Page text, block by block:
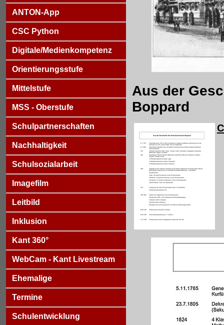
ANTON-App
CSC Python
Digitale/Medienkompetenz
Orientierungsstufe
Mittelstufe
MSS - Oberstufe
Schulpartnerschaften
Nachhaltigkeit
Schulsozialarbeit
Imagefilm
Leitbild
Inklusion
Kant 360°
WebCam - Kant Livestream
Ehemalige
Termine
Schulentwicklung
Aus der
Boppard